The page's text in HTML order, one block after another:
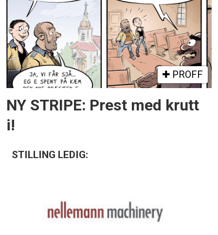
PROFF
NY STRIPE: Prest med krutt
i!
STILLING LEDIG: